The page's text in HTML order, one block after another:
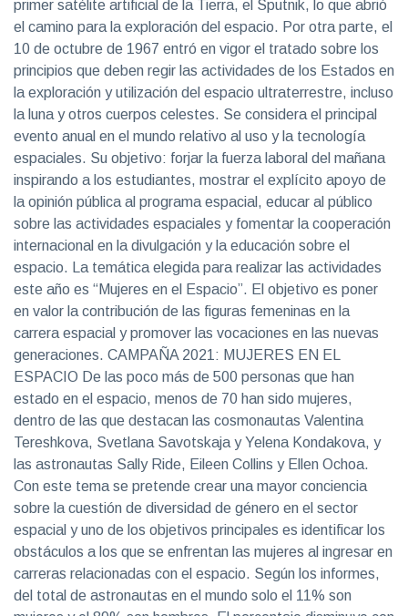
primer satélite artificial de la Tierra, el Sputnik, lo que abrió
el camino para la exploración del espacio. Por otra parte, el
10 de octubre de 1967 entró en vigor el tratado sobre los
principios que deben regir las actividades de los Estados en
la exploración y utilización del espacio ultraterrestre, incluso
la luna y otros cuerpos celestes. Se considera el principal
evento anual en el mundo relativo al uso y la tecnología
espaciales. Su objetivo: forjar la fuerza laboral del mañana
inspirando a los estudiantes, mostrar el explícito apoyo de
la opinión pública al programa espacial, educar al público
sobre las actividades espaciales y fomentar la cooperación
internacional en la divulgación y la educación sobre el
espacio. La temática elegida para realizar las actividades
este año es “Mujeres en el Espacio”. El objetivo es poner
en valor la contribución de las figuras femeninas en la
carrera espacial y promover las vocaciones en las nuevas
generaciones. CAMPAÑA 2021: MUJERES EN EL
ESPACIO De las poco más de 500 personas que han
estado en el espacio, menos de 70 han sido mujeres,
dentro de las que destacan las cosmonautas Valentina
Tereshkova, Svetlana Savotskaja y Yelena Kondakova, y
las astronautas Sally Ride, Eileen Collins y Ellen Ochoa.
Con este tema se pretende crear una mayor conciencia
sobre la cuestión de diversidad de género en el sector
espacial y uno de los objetivos principales es identificar los
obstáculos a los que se enfrentan las mujeres al ingresar en
carreras relacionadas con el espacio. Según los informes,
del total de astronautas en el mundo solo el 11% son